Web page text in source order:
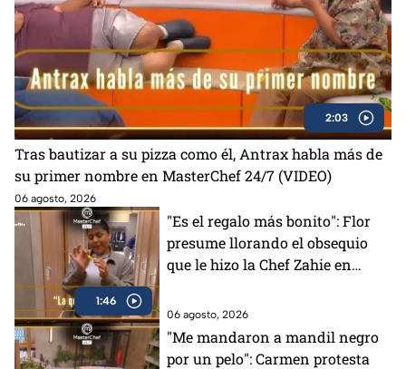
2:03
Tras bautizar a su pizza como él, Antrax habla más de
su primer nombre en MasterChef 24/7 (VIDEO)
06 agosto, 2026
1:46
"Es el regalo más bonito": Flor
presume llorando el obsequio
que le hizo la Chef Zahie en
06 agosto, 2026
"Me mandaron a mandil negro
por un pelo": Carmen protesta